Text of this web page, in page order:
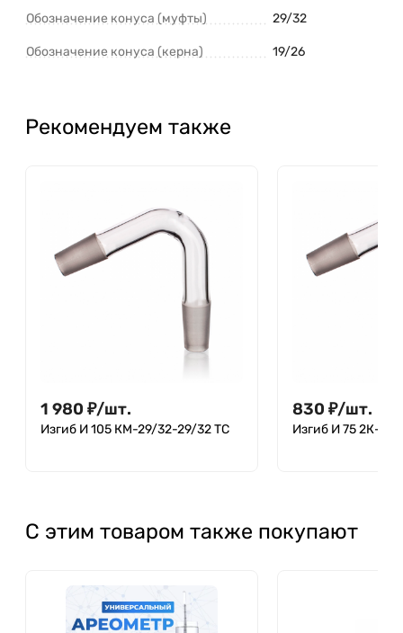
Обозначение конуса (муфты)
29/32
Обозначение конуса (керна) 19/26
Рекомендуем также
1 980 ₽/шт.
Изгиб И 105 КМ-29/32-29/32 ТС
830 ₽/шт.
Изгиб И 75 2К-
С этим товаром также покупают